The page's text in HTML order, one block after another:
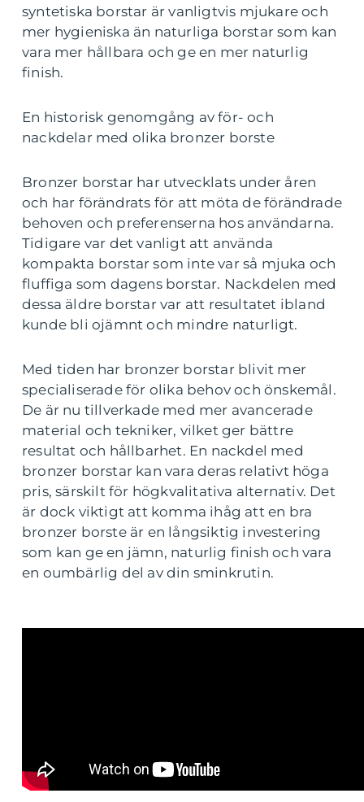
syntetiska borstar är vanligtvis mjukare och
mer hygieniska än naturliga borstar som kan
vara mer hållbara och ge en mer naturlig
finish.
En historisk genomgång av för- och
nackdelar med olika bronzer borste
Bronzer borstar har utvecklats under åren
och har förändrats för att möta de förändrade
behoven och preferenserna hos användarna.
Tidigare var det vanligt att använda
kompakta borstar som inte var så mjuka och
fluffiga som dagens borstar. Nackdelen med
dessa äldre borstar var att resultatet ibland
kunde bli ojämnt och mindre naturligt.
Med tiden har bronzer borstar blivit mer
specialiserade för olika behov och önskemål.
De är nu tillverkade med mer avancerade
material och tekniker, vilket ger bättre
resultat och hållbarhet. En nackdel med
bronzer borstar kan vara deras relativt höga
pris, särskilt för högkvalitativa alternativ. Det
är dock viktigt att komma ihåg att en bra
bronzer borste är en långsiktig investering
som kan ge en jämn, naturlig finish och vara
en oumbärlig del av din sminkrutin.